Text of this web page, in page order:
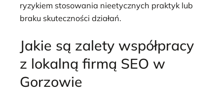
ryzykiem stosowania nieetycznych praktyk lub
braku skuteczności działań.
Jakie są zalety współpracy
z lokalną firmą SEO w
Gorzowie